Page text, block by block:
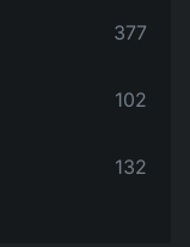
377
102
132